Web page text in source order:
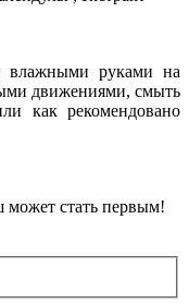
влажными руками на
движениями, смыть
как рекомендовано
может стать первым!